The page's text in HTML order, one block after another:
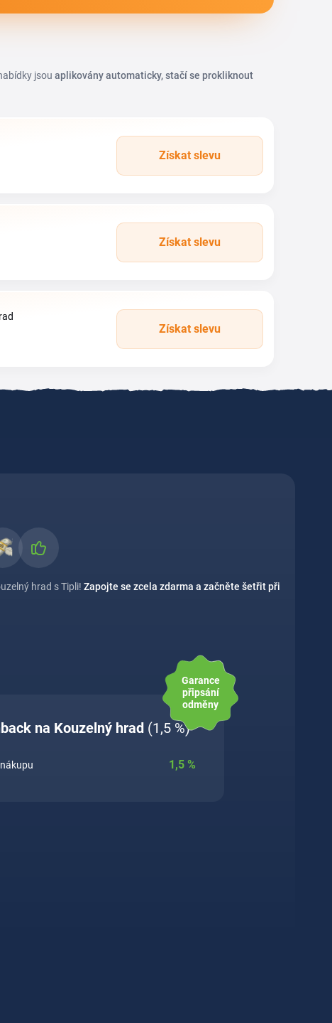
jsou aplikovány automaticky, stačí se prokliknout
Získat slevu
Získat slevu
Získat slevu
hrad s Tipli! Zapojte se zcela zdarma a začněte šetřit při
na Kouzelný hrad (1,5 %)
1,5 %
Garance
připsání
odměny